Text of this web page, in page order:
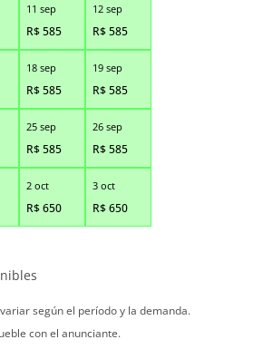
11 sep
R$585
12 sep
R$585
18 sep
R$585
19 sep
R$585
25 sep
R$585
26 sep
R$585
2 oct
R$650
3 oct
R$650
según el período y la demanda.
con el anunciante.